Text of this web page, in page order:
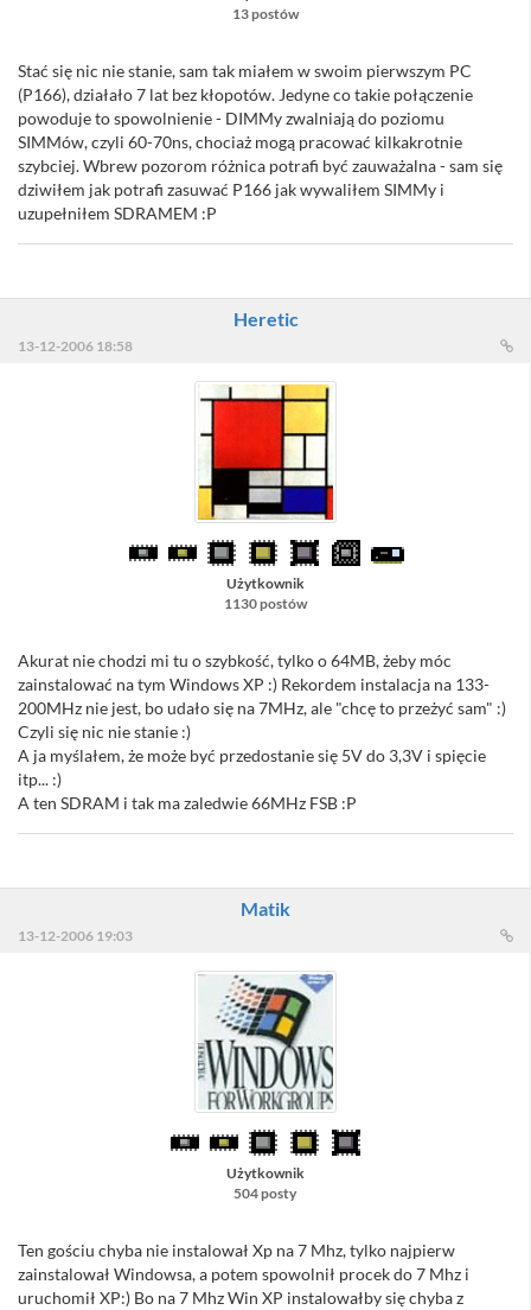
13 postów
Stać się nic nie stanie, sam tak miałem w swoim pierwszym PC
(P166), działało 7 lat bez kłopotów. Jedyne co takie połączenie
powoduje to spowolnienie - DIMMy zwalniają do poziomu
SIMMów, czyli 60-70ns, chociaż mogą pracować kilkakrotnie
szybciej. Wbrew pozorom różnica potrafi być zauważalna - sam się
dziwiłem jak potrafi zasuwać P166 jak wywaliłem SIMMy i
uzupełniłem SDRAMEM :P
Heretic
13-12-2006 18:58
Użytkownik
1130 postów
Akurat nie chodzi mi tu o szybkość, tylko o 64MB, żeby móc
zainstalować na tym Windows XP :) Rekordem instalacja na 133-
200MHz nie jest, bo udało się na 7MHz, ale "chcę to przeżyć sam" :)
Czyli się nic nie stanie :)
A ja myślałem, że może być przedostanie się 5V do 3,3V i spięcie
itp... :)
A ten SDRAM i tak ma zaledwie 66MHz FSB :P
Matik
13-12-2006 19:03
Użytkownik
504 posty
Ten gościu chyba nie instalował Xp na 7 Mhz, tylko najpierw
zainstalował Windowsa, a potem spowolnił procek do 7 Mhz i
uruchomił XP:) Bo na 7 Mhz Win XP instalowałby się chyba z